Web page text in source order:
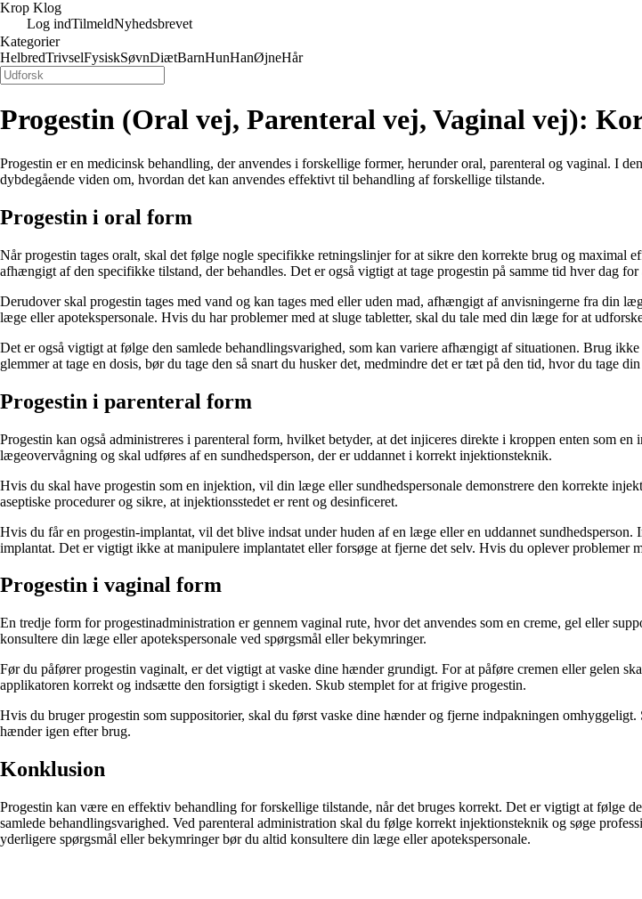
Krop Klog
Log indTilmeldNyhedsbrevet
Kategorier
HelbredTrivselFysiskSøvnDiætBarnHunHanØjneHår
Progestin (Oral vej, Parenteral vej, Vaginal vej):
Progestin er en medicinsk behandling, der anvendes i forskellige former, herunder oral, parenteral og vaginal. I
dybdegående viden om, hvordan det kan anvendes effektivt til behandling af forskellige tilstande.
Progestin i oral form
Når progestin tages oralt, skal det følge nogle specifikke retningslinjer for at sikre den korrekte brug og maximal
afhængigt af den specifikke tilstand, der behandles. Det er også vigtigt at tage progestin på samme tid hver dag
Derudover skal progestin tages med vand og kan tages med eller uden mad, afhængigt af anvisningerne fra din
læge eller apotekspersonale. Hvis du har problemer med at sluge tabletter, skal du tale med din læge for at
Det er også vigtigt at følge den samlede behandlingsvarighed, som kan variere afhængigt af situationen. Brug
glemmer at tage en dosis, bør du tage den så snart du husker det, medmindre det er tæt på den tid, hvor du tage
Progestin i parenteral form
Progestin kan også administreres i parenteral form, hvilket betyder, at det injiceres direkte i kroppen enten som
lægeovervågning og skal udføres af en sundhedsperson, der er uddannet i korrekt injektionsteknik.
Hvis du skal have progestin som en injektion, vil din læge eller sundhedspersonale demonstrere den korrekte
aseptiske procedurer og sikre, at injektionsstedet er rent og desinficeret.
Hvis du får en progestin-implantat, vil det blive indsat under huden af en læge eller en uddannet
implantat. Det er vigtigt ikke at manipulere implantatet eller forsøge at fjerne det selv. Hvis du oplever problemer
Progestin i vaginal form
En tredje form for progestinadministration er gennem vaginal rute, hvor det anvendes som en creme, gel eller
konsultere din læge eller apotekspersonale ved spørgsmål eller bekymringer.
Før du påfører progestin vaginalt, er det vigtigt at vaske dine hænder grundigt. For at påføre cremen eller gelen
applikatoren korrekt og indsætte den forsigtigt i skeden. Skub stemplet for at frigive progestin.
Hvis du bruger progestin som suppositorier, skal du først vaske dine hænder og fjerne indpakningen
hænder igen efter brug.
Konklusion
Progestin kan være en effektiv behandling for forskellige tilstande, når det bruges korrekt. Det er vigtigt at følge
samlede behandlingsvarighed. Ved parenteral administration skal du følge korrekt injektionsteknik og søge
yderligere spørgsmål eller bekymringer bør du altid konsultere din læge eller apotekspersonale.